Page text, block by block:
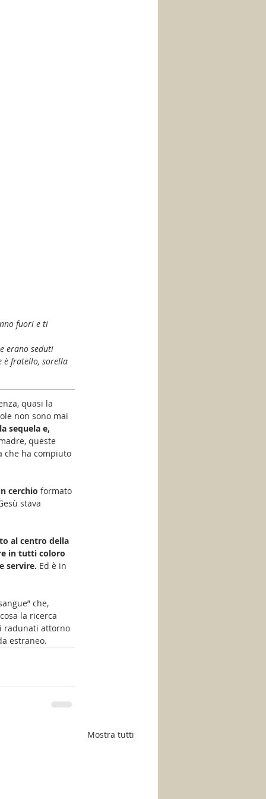
fuori e ti
erano seduti
è fratello, sorella
quasi la
non sono mai
sequela e,
queste
che ha compiuto
cerchio formato
stava
al centro della
in tutti coloro
servire. Ed è in
che,
la ricerca
radunati attorno
estraneo.
Mostra tutti